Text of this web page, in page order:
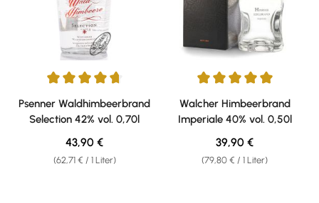
Durchschnittliche Bewertung von 4.81 von 5 Sternen
Psenner Waldhimbeerbrand
Selection 42% vol. 0,70l
(62,71 € / 1 Liter)
Regulärer Preis:
43,90 €
Durchschnittliche Bewertung
Walcher Himbeerbrand
Imperiale 40% vol. 0,50l
(79,80 € / 1 Liter)
Regulärer Preis:
39,90 €